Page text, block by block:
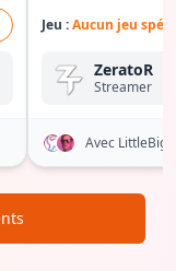
Jeu :Aucun jeu
ZeratoR
Streamer
Avec